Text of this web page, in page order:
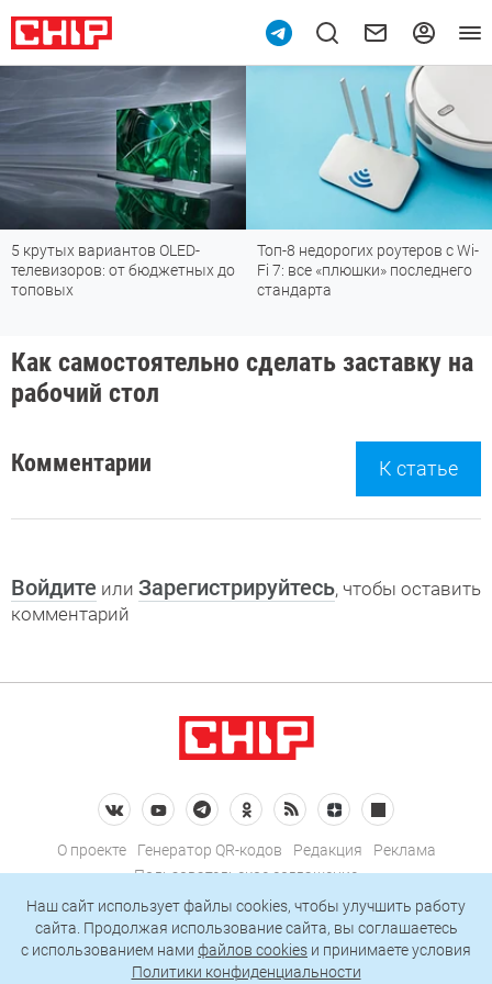
вариантов OLED-
от бюджетных до
Топ-8 недорогих роутеров с Wi-
Fi 7: все «плюшки» последнего
стандарта
Как самостоятельно сделать заставку на
рабочий стол
Комментарии К статье
Войдите или Зарегистрируйтесь, чтобы оставить
комментарий
О проекте Генератор QR-кодов Редакция
Реклама
Пользовательское соглашение
Политика конфиденциальности
Подписаться на рассылку
Наш сайт использует файлы cookies, чтобы улучшить работу
сайта. Продолжая использование сайта, вы соглашаетесь
c использованием нами файлов cookies и принимаете условия
Политики конфиденциальности